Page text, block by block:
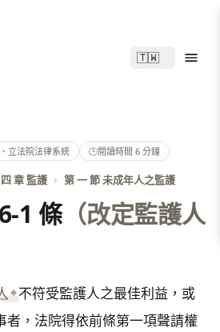
🇹🇼
立法院法律系統 🕑閱讀時間 6 分鐘
章 監護 › 第 一 節 未成年人之監護
1 條（改定監護人
不符受監護人之最佳利益，或
者，法院得依前條第一項聲請權